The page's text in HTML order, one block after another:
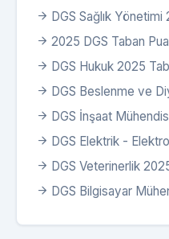
DGS Sağlık Yönetimi
2025 DGS Taban
DGS Hukuk 2025
DGS Beslenme ve
DGS İnşaat
DGS Elektrik -
DGS Veterinerlik
DGS Bilgisayar